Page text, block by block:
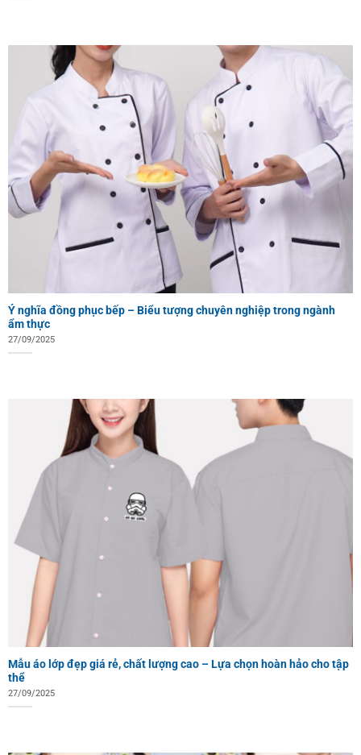
Ý nghĩa đồng phục bếp – Biểu tượng chuyên nghiệp trong ngành
ẩm thực
27/09/2025
Mẫu áo lớp đẹp giá rẻ, chất lượng cao – Lựa chọn hoàn hảo cho tập
thể
27/09/2025